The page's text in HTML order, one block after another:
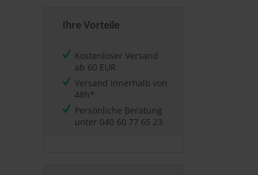
Ihre Vorteile
Kostenloser Versand
ab 60 EUR
Versand innerhalb von
48h*
Persönliche Beratung
unter 040 60 77 65 23